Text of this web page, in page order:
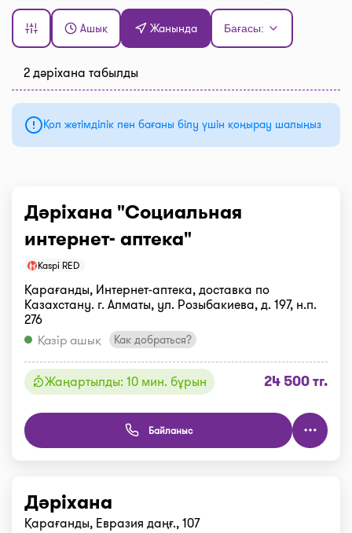
Ашық Жанында Бағасы:
2 дәріхана табылды
Қол жетімділік пен бағаны білу үшін қоңырау шалыңыз
Дәріхана "Социальная
интернет- аптека"
Kaspi RED
Қарағанды, Интернет-аптека, доставка по
Казахстану. г. Алматы, ул. Розыбакиева, д. 197, н.п.
276
Қазір ашық
Как добраться?
Жаңартылды: 10 мин. бұрын 24 500 тг.
Байланыс
Дәріхана
Қарағанды, Евразия даңғ., 107